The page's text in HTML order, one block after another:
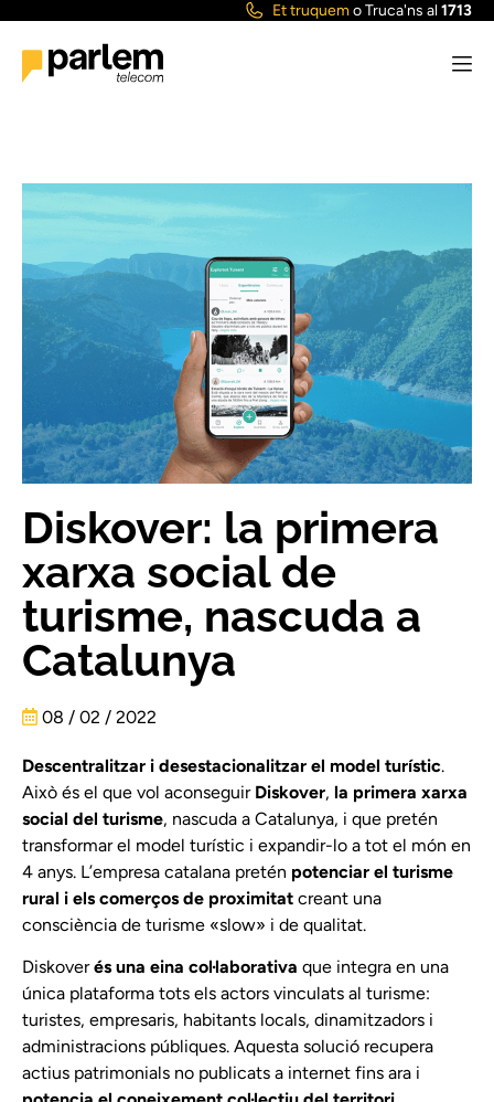
Et truquemoTruca'ns al1713
Diskover: la primera
xarxa social de
turisme, nascuda a
Catalunya
08 / 02 / 2022
Descentralitzar i desestacionalitzar el model turístic.
Això és el que vol aconseguir Diskover, la primera xarxa
social del turisme, nascuda a Catalunya, i que pretén
transformar el model turístic i expandir-lo a tot el món en
4 anys. L’empresa catalana pretén potenciar el turisme
rural i els comerços de proximitat creant una
consciència de turisme «slow» i de qualitat.
Diskoverés una eina col·laborativa que integra en una
única plataforma tots els actors vinculats al turisme:
turistes, empresaris, habitants locals, dinamitzadors i
administracions públiques. Aquesta solució recupera
actius patrimonials no publicats a internet fins ara i